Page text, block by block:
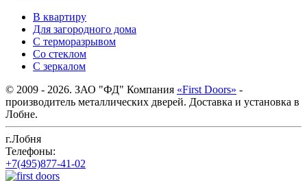
В квартиру
Для загородного дома
С терморазрывом
Со стеклом
С зеркалом
© 2009 - 2026. ЗАО "ФД" Компания «First Doors» -
производитель металлических дверей. Доставка и установка в
Лобне.
г.Лобня
Телефоны:
+7(495)877-41-02